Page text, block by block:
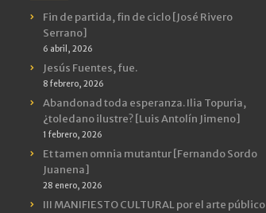
Fin de partida, fin de ciclo [José Rivero
Serrano]
6 abril, 2026
Jesús Fuentes, fue.
8 febrero, 2026
Abandonad toda esperanza. Ilia Topuria,
¿toledano ilustre? [Luis Antolín Jimeno]
1 febrero, 2026
Et tamen omnia mutantur [Fernando Sordo
Juanena]
28 enero, 2026
III MANIFIESTO CULTURAL por el arte público